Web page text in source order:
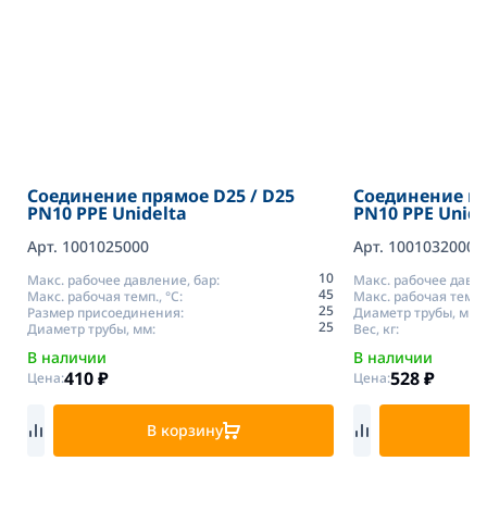
Соединение прямое D25 / D25
PN10 PPE Unidelta
Арт. 1001025000
Макс. рабочее давление, бар:
10
Макс. рабочая темп., °С:
45
Размер присоединения:
25
Диаметр трубы, мм:
25
В наличии
Цена:410₽
В корзину
Соединение
PN10 PPE
Арт. 1001032000
Макс. рабочее
Макс. рабочая
Диаметр трубы, мм:
Вес, кг:
В наличии
Цена:528₽